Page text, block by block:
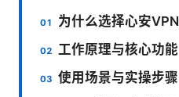
为什么选择心安VPN
工作原理与核心功能
使用场景与实操步骤